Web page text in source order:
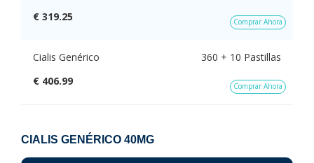
€ 319.25
Comprar Ahora
Cialis Genérico
360 + 10 Pastillas
€ 406.99
Comprar Ahora
CIALIS GENÉRICO 40MG